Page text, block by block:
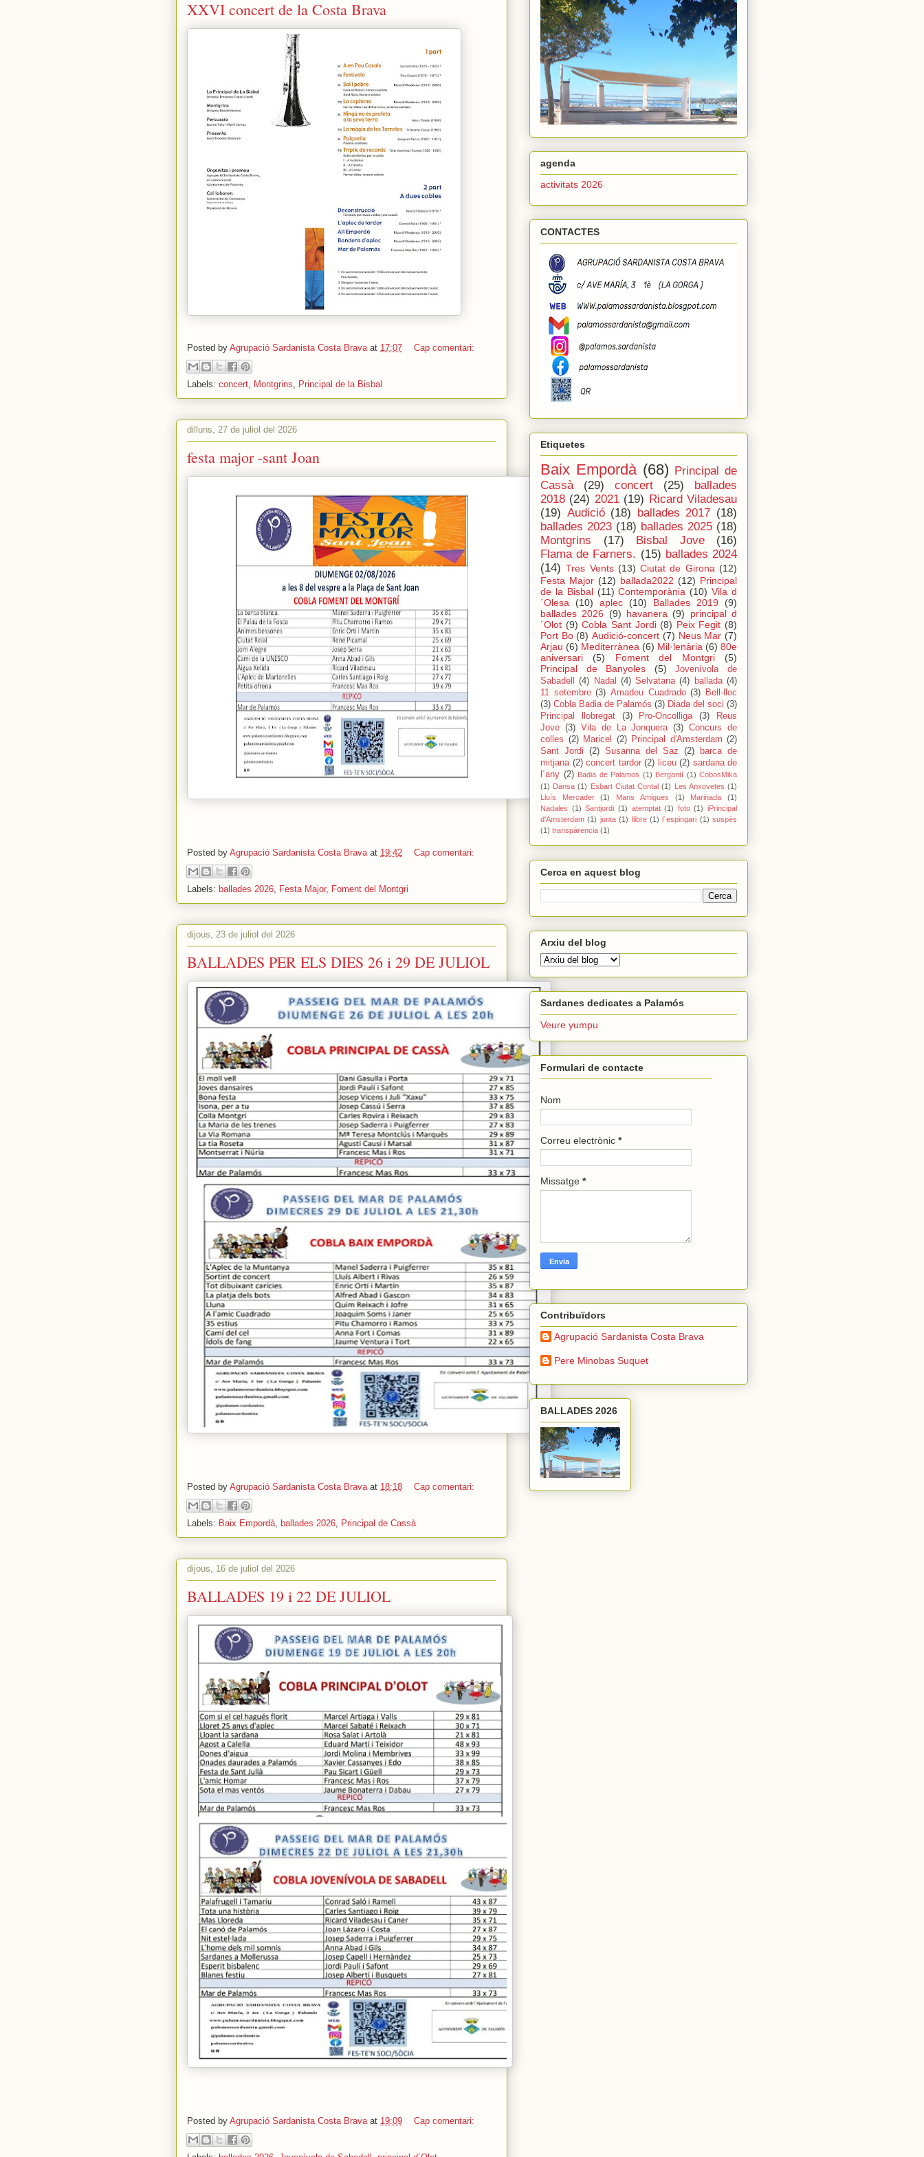
XXVI concert de la Costa Brava
Posted by Agrupació Sardanista Costa Brava at 17:07 Cap comentari:
Labels: concert Montgrins Principal de la Bisbal
dilluns, 27 de juliol del 2026
festa major -sant Joan
Posted by Agrupació Sardanista Costa Brava at 19:42 Cap comentari:
Labels: ballades 2026 Festa Major, Foment del Montgri
dijous, 23 de juliol del 2026
BALLADES PER ELS DIES 26 i 29 DE JULIOL
Posted by Agrupació Sardanista Costa Brava at 18:18 Cap comentari:
Labels: Baix Empordà ballades 2026 Principal de Cassà
dijous, 16 de juliol del 2026
BALLADES 19 i 22 DE JULIOL
Posted by Agrupació Sardanista Costa Brava at 19:09 Cap comentari:
agenda
activitats 2026
CONTACTES
Etiquetes
Baix Empordà (68)
Principal de
Cassà
(29) concert (25)
ballades
2018 (24) 2021 (19) Ricard Viladesau
(19) Audició (18) ballades 2017 (18)
ballades 2023 (18) ballades 2025 (18)
Montgrins
(17) Bisbal Jove
(16)
Flama de Farners. (15) ballades 2024
(14) Tres Vents (13) Ciutat de Girona (12)
Festa Major (12) ballada2022 (12) Principal
de la Bisbal (11) Contemporània (10) Vila d
´Olesa
(10) aplec (10) Ballades 2019
(9)
ballades 2026
(9) havanera (9)
principal d
´Olot (9) Cobla Sant Jordi (8) Peix Fegit (8)
Port Bo (8) Audició-concert (7) Neus Mar (7)
Arjau (6) Mediterrànea (6) Mil·lenària (6) 80e
aniversari
(5) Foment del Montgri
(5)
Principal de Banyoles
(5)
Jovenívola de
Sabadell
(4) Nadal (4) Selvatana (4) ballada (4)
11 setembre (3) Amadeu Cuadrado (3)
Bell-lloc
(3) Cobla Badia de Palamós (3) Diada del soci (3)
Principal llobregat
(3) Pro-Oncolliga (3)
Reus
Jove (3) Vila de La Jonquera (3) Concurs de
colles (2) Maricel (2) Principal d'Amsterdam (2)
Sant Jordi
(2) Susanna del Saz (2)
barca de
mitjana (2) concert tardor (2) liceu (2) sardana de
l´any (2) Badia de Palamos (1) Bergantí (1) CobosMika
(1) Dansa (1) Esbart Ciutat Contal (1) Les Anxovetes (1)
Lluís Mercader
(1) Mans Amigues (1) Marinada
(1)
Nadales (1) Santjordi (1) atemptat (1) foto (1) iPrincipal
d'Amsterdam (1) junta (1) llibre (1) l´espingari (1) suspès
(1) transpàrencia (1)
Cerca en aquest blog
Arxiu del blog
Sardanes dedicates a Palamós
Veure yumpu
Formulari de contacte
Nom
Correu electrònic *
Missatge *
Contribuïdors
Agrupació Sardanista Costa Brava
Pere Minobas Suquet
BALLADES 2026